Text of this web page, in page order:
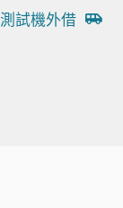
試機外借